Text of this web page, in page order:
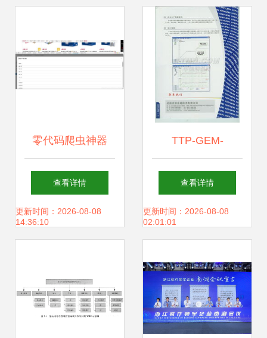
零代码爬虫神器
Chrome插件Web
Scraper高效抓取
江开发者必备指
南）
查看详情
更新时间：2026-08-08
14:36:10
TTP-GEM-
MicroSaaS 浙江软
件开发的深耕之路
查看详情
更新时间：2026-08-08
02:01:01